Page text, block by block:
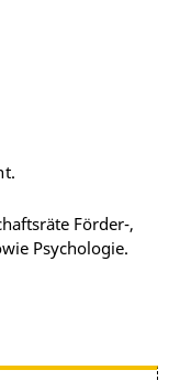
Förder-,
Psychologie.